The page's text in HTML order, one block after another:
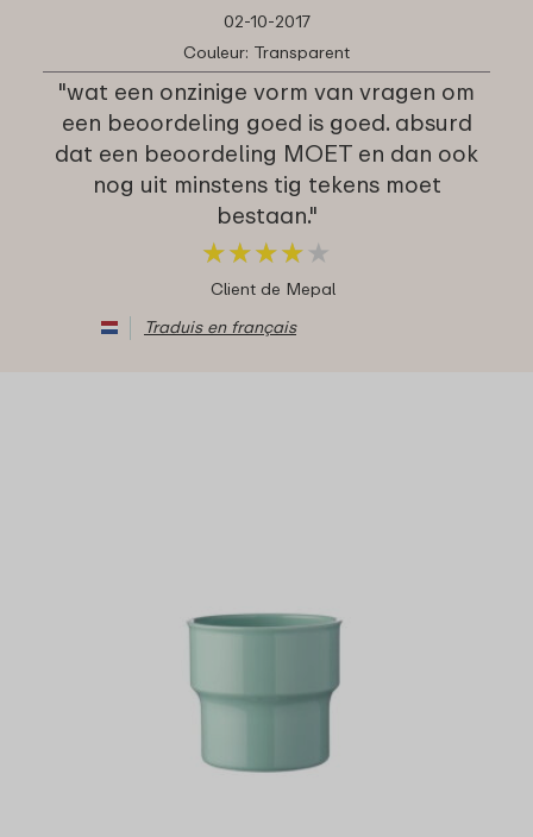
02-10-2017
Couleur: Transparent
"wat een onzinige vorm van vragen om
een beoordeling goed is goed. absurd
dat een beoordeling MOET en dan ook
nog uit minstens tig tekens moet
bestaan."
★★★★ ★
★★★★ ★
Client de Mepal
Traduis en français